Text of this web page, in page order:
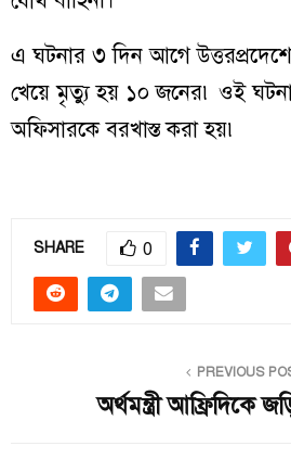
এ ঘটনার ৩ দিন আগে
খেয়ে মৃত্যু হয় ১০ জনের৷ ওই
অফিসারকে বরখাস্ত করা হয়৷
SHARE 0
PREVIOUS
অর্থমন্ত্রী আফ্রিদিকে